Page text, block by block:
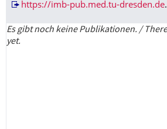
https://imb-pub.med.tu-dresden.de.